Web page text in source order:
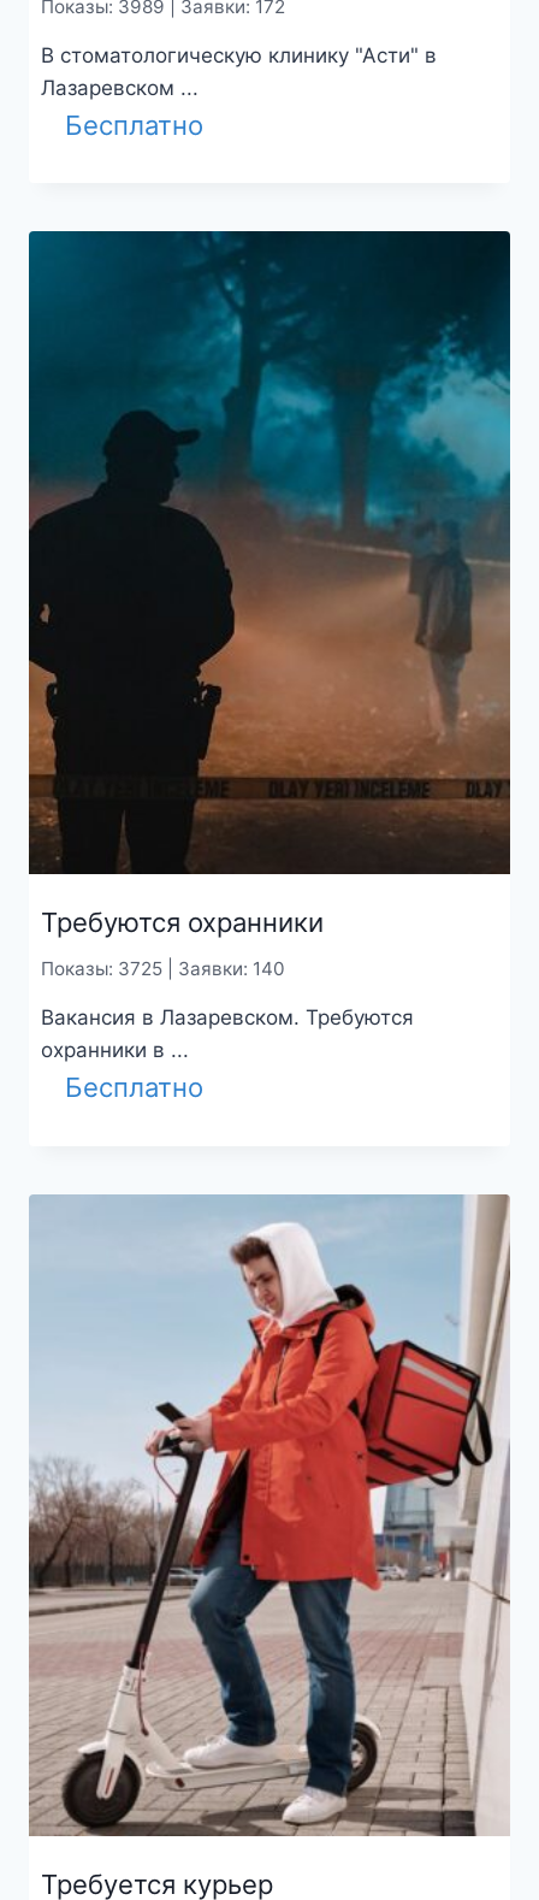
Показы: 3989 | Заявки: 172
В стоматологическую клинику "Асти" в
Лазаревском ...
Бесплатно
Требуются охранники
Показы: 3725 | Заявки: 140
Вакансия в Лазаревском. Требуются
охранники в ...
Бесплатно
Требуется курьер